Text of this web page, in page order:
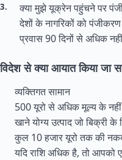
क्या मुझे यूक्रेन पहुंचने पर
देशों के नागरिकों को
प्रवास 90 दिनों से अधिक
विदेश से क्या आयात किया जा
व्यक्तिगत सामान
500 यूरो से अधिक मूल्य के
खाने योग्य उत्पाद जो बिक्री
कुल 10 हजार यूरो तक की नकद
यदि राशि अधिक है, तो आपको